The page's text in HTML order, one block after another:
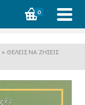
0
» ΘΕΛΕΙΣ ΝΑ ΖΗΣΕΙΣ